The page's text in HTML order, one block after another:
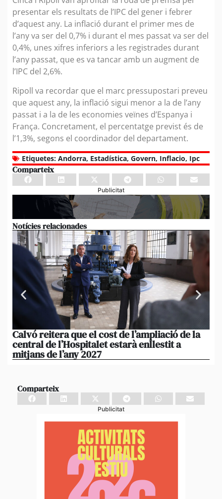
presentar els resultats de l’IPC del gener i febrer
d’aquest any. La inflació durant el primer mes de
l’any va ser del 0,7% i durant el mes passat va ser del
0,4%, unes xifres inferiors a les registrades durant
l’any passat, que es va tancar amb un augment de
l’IPC del 2,6%.
Ripoll va recordar que el marc pressupostari preveu
que aquest any, la inflació sigui menor a la de l’any
passat i a la de les economies veïnes d’Espanya i
França. Concretament, el percentatge previst és de
l’1,3%, segons el coordinador del departament.
Etiquetes: Andorra, Estadística, Govern, Inflacio, Ipc
Comparteix
Publicitat
Notícies relacionades
Calvó reitera que el cost de l’ampliació de la
central de l’Hospitalet estarà enllestit a
mitjans de l’any 2027
Comparteix
Publicitat